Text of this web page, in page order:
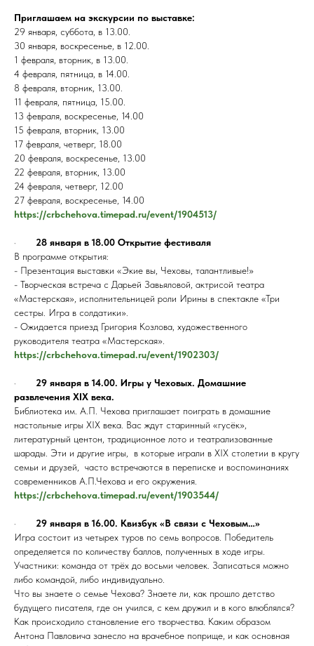
Приглашаем на экскурсии по выставке:
29 января, суббота, в 13.00.
30 января, воскресенье, в 12.00.
1 февраля, вторник, в 13.00.
4 февраля, пятница, в 14.00.
8 февраля, вторник, 13.00.
11 февраля, пятница, 15.00.
13 февраля, воскресенье, 14.00
15 февраля, вторник, 13.00
17 февраля, четверг, 18.00
20 февраля, воскресенье, 13.00
22 февраля, вторник, 13.00
24 февраля, четверг, 12.00
27 февраля, воскресенье, 14.00
https://crbchehova.timepad.ru/event/1904513/
· 28 января в 18.00 Открытие фестиваля
В программе открытия:
- Презентация выставки «Экие вы, Чеховы, талантливые!»
- Творческая встреча с Дарьей Завьяловой, актрисой театра
«Мастерская», исполнительницей роли Ирины в спектакле «Три
сестры. Игра в солдатики».
- Ожидается приезд Григория Козлова, художественного
руководителя театра «Мастерская».
https://crbchehova.timepad.ru/event/1902303/
· 29 января в 14.00. Игры у Чеховых. Домашние
развлечения XIX века.
Библиотека им. А.П. Чехова приглашает поиграть в домашние
настольные игры XIX века. Вас ждут старинный «гусёк»,
литературный центон, традиционное лото и театрализованные
шарады. Эти и другие игры, в которые играли в XIX столетии в кругу
семьи и друзей, часто встречаются в переписке и воспоминаниях
современников А.П.Чехова и его окружения.
https://crbchehova.timepad.ru/event/1903544/
· 29 января в 16.00. Квизбук «В связи с Чеховым…»
Игра состоит из четырех туров по семь вопросов. Победитель
определяется по количеству баллов, полученных в ходе игры.
Участники: команда от трёх до восьми человек. Записаться можно
либо командой, либо индивидуально.
Что вы знаете о семье Чехова? Знаете ли, как прошло детство
будущего писателя, где он учился, с кем дружил и в кого влюблялся?
Как происходило становление его творчества. Каким образом
Антона Павловича занесло на врачебное поприще, и как основная